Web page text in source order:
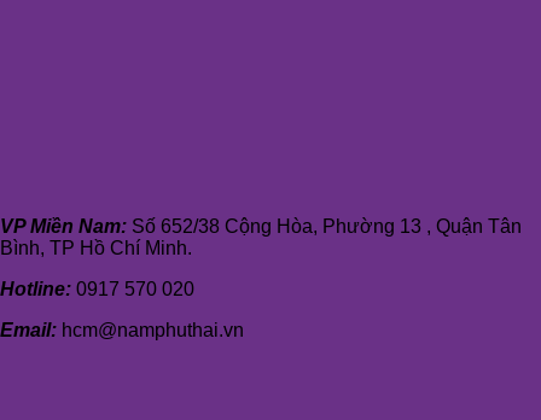
VP Miền Nam: Số 652/38 Cộng Hòa, Phường 13 , Quận Tân
Bình, TP Hồ Chí Minh.
Hotline: 0917 570 020
Email: hcm@namphuthai.vn